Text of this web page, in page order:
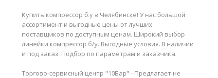
Купить компрессор б.у в Челябинске! У нас большой
ассортимент и выгодные цены от лучших
поставщиков по доступным ценам. Широкий выбор
линейки компрессор б/у. Выгодные условия. В наличии
и под заказ. Подбор по параметрам и заказчика.
Торгово-сервисный центр "10Бар" - Предлагает не